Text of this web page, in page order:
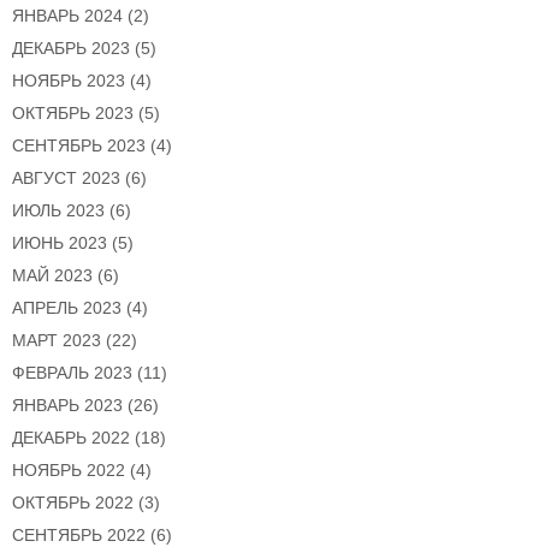
ЯНВАРЬ 2024 (2)
ДЕКАБРЬ 2023 (5)
НОЯБРЬ 2023 (4)
ОКТЯБРЬ 2023 (5)
СЕНТЯБРЬ 2023 (4)
АВГУСТ 2023 (6)
ИЮЛЬ 2023 (6)
ИЮНЬ 2023 (5)
МАЙ 2023 (6)
АПРЕЛЬ 2023 (4)
МАРТ 2023 (22)
ФЕВРАЛЬ 2023 (11)
ЯНВАРЬ 2023 (26)
ДЕКАБРЬ 2022 (18)
НОЯБРЬ 2022 (4)
ОКТЯБРЬ 2022 (3)
СЕНТЯБРЬ 2022 (6)